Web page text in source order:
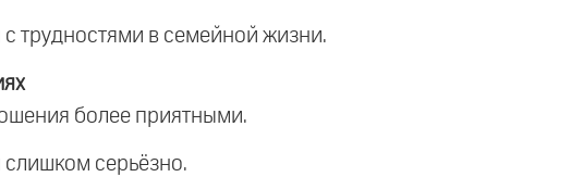
трудностями в семейной жизни.
более приятными.
слишком серьёзно.